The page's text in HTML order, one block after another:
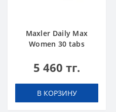
Maxler Daily Max
Women 30 tabs
5 460 тг.
В КОРЗИНУ